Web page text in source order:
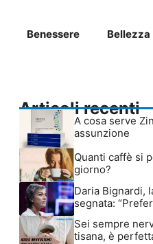
Benessere Bellezza
Articoli recenti
A cosa serve
assunzione
Quanti caffè si
giorno?
Daria Bignardi,
segnata:
Sei sempre
tisana, è